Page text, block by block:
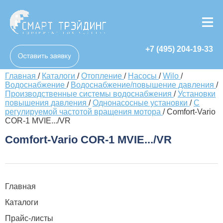
+7 (495) 204-19-33
Главная / Каталоги /Отопление / Насосы /Wilo /
Водоснабжение / Водоснабжение/повышение давления /
Производственные системы водоснабжения /Установки
повышения давления /Однонасосные установки /С
регулируемой частотой вращения мотора /Comfort-Vario
COR-1 MVIE.../VR
Comfort-Vario COR-1 MVIE.../VR
Главная
Каталоги
Прайс-листы